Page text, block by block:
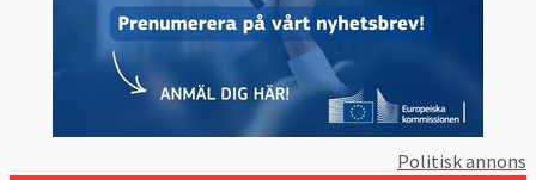
Politisk annons